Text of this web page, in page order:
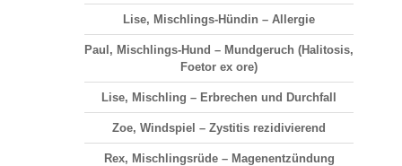
Lise, Mischlings-Hündin – Allergie
Paul, Mischlings-Hund – Mundgeruch (Halitosis,
Foetor ex ore)
Lise, Mischling – Erbrechen und Durchfall
Zoe, Windspiel – Zystitis rezidivierend
Rex, Mischlingsrüde – Magenentzündung